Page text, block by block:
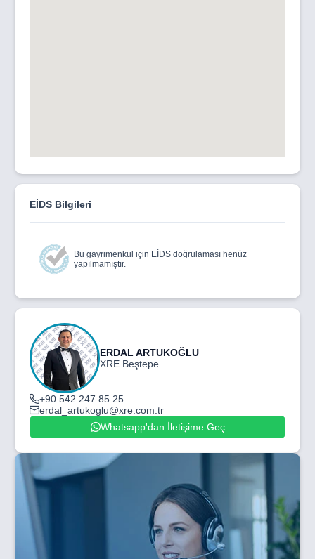
EİDS Bilgileri
Bu gayrimenkul için EİDS doğrulaması henüz
yapılmamıştır.
ERDAL ARTUKOĞLU
XRE Beştepe
+90 542 247 85 25
erdal_artukoglu@xre.com.tr
Whatsapp'dan İletişime Geç